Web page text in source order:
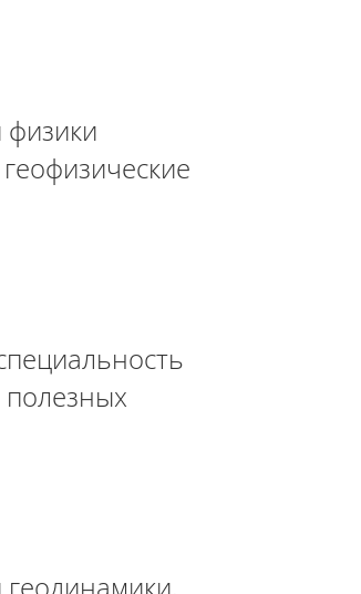
физики
полезных